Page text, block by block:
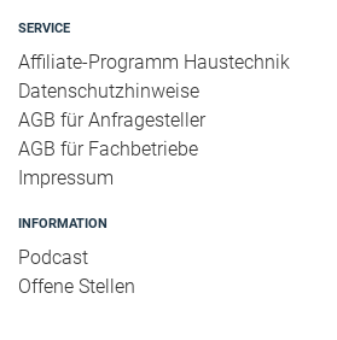
Badezimmer gestalten
Badmöbel
Accessoires
Warmwasserbereitung
Badausstellungen
SERVICE
Affiliate-Programm Haustechnik
Datenschutzhinweise
AGB für Anfragesteller
AGB für Fachbetriebe
Impressum
INFORMATION
Podcast
Offene Stellen